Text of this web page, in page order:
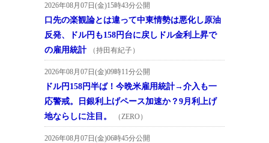
2026年08月07日(金)15時43分公開
口先の楽観論とは違って中東情勢は悪化し原油
反発、ドル円も158円台に戻しドル金利上昇で
の雇用統計
（持田有紀子）
2026年08月07日(金)09時11分公開
ドル円158円半ば！今晩米雇用統計→介入も一
応警戒。日銀利上げペース加速か？9月利上げ
地ならしに注目。
（ZERO）
2026年08月07日(金)06時45分公開